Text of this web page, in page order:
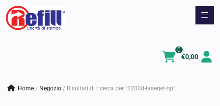
Vai
€0,00
0
Home / negozio / Risultati di ricerca per “2200d-laserjet-hp”